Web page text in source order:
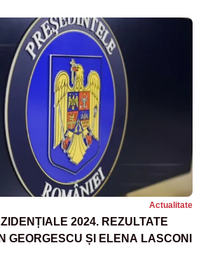
Actualitate
2024. REZULTATE
GEORGESCU ȘI ELENA LASCONI